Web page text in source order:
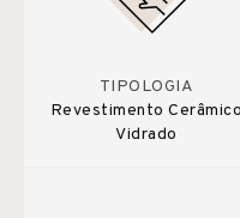
TIPOLOGIA
Revestimento Cerâmico
Vidrado